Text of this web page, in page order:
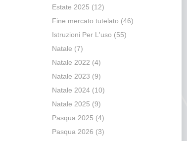
Estate 2025 (12)
Fine mercato tutelato (46)
Istruzioni Per L'uso (55)
Natale (7)
Natale 2022 (4)
Natale 2023 (9)
Natale 2024(10)
Natale 2025 (9)
Pasqua 2025 (4)
Pasqua 2026 (3)